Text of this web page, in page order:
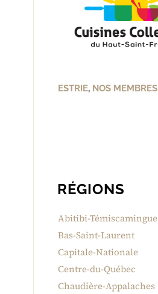
ESTRIE, NOS MEMBRES
RÉGIONS
Abitibi-Témiscamingue
Bas-Saint-Laurent
Capitale-Nationale
Centre-du-Québec
Chaudière-Appalaches